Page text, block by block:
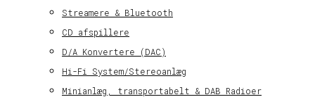
Streamere & Bluetooth
CD afspillere
D/A Konvertere (DAC)
Hi-Fi System/Stereoanlæg
Minianlæg, transportabelt & DAB Radioer